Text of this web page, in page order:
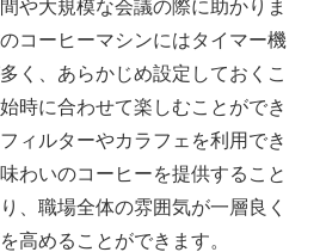
や大規模な会議の際に助かりま
コーヒーマシンにはタイマー機
く、あらかじめ設定しておくこ
時に合わせて楽しむことができ
ィルターやカラフェを利用でき
わいのコーヒーを提供すること
、職場全体の雰囲気が一層良く
高めることができます。